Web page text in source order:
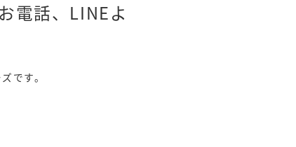
電話、LINEよ
です。